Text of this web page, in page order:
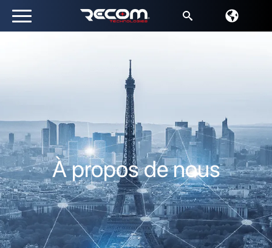
À propos de nous